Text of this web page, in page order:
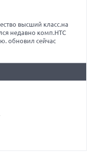
высший класс.на
недавно комп.HTC
обновил сейчас